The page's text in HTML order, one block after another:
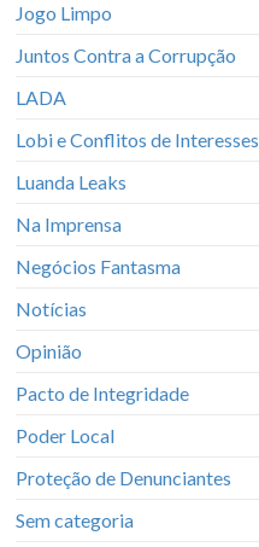
Jogo Limpo
Juntos Contra a Corrupção
LADA
Lobi e Conflitos de Interesses
Luanda Leaks
Na Imprensa
Negócios Fantasma
Notícias
Opinião
Pacto de Integridade
Poder Local
Proteção de Denunciantes
Sem categoria